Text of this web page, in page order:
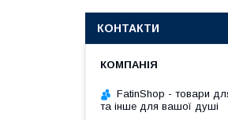
КОНТАКТИ
FatinShop - товари
та інше для вашої душі